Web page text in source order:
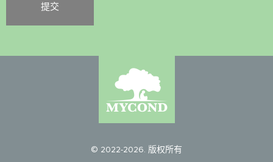
© 2022-2026. 版权所有